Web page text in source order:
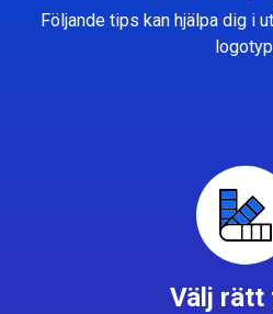
Följande tips kan hjälpa dig i
Välj rätt